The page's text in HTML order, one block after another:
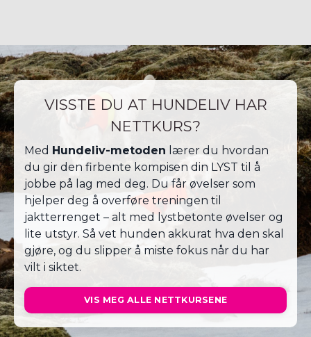
VISSTE DU AT HUNDELIV HAR
NETTKURS?
Med Hundeliv-metoden lærer du hvordan
du gir den firbente kompisen din LYST til å
jobbe på lag med deg. Du får øvelser som
hjelper deg å overføre treningen til
jaktterrenget – alt med lystbetonte øvelser og
lite utstyr. Så vet hunden akkurat hva den skal
gjøre, og du slipper å miste fokus når du har
vilt i siktet.
VIS MEG ALLE NETTKURSENE